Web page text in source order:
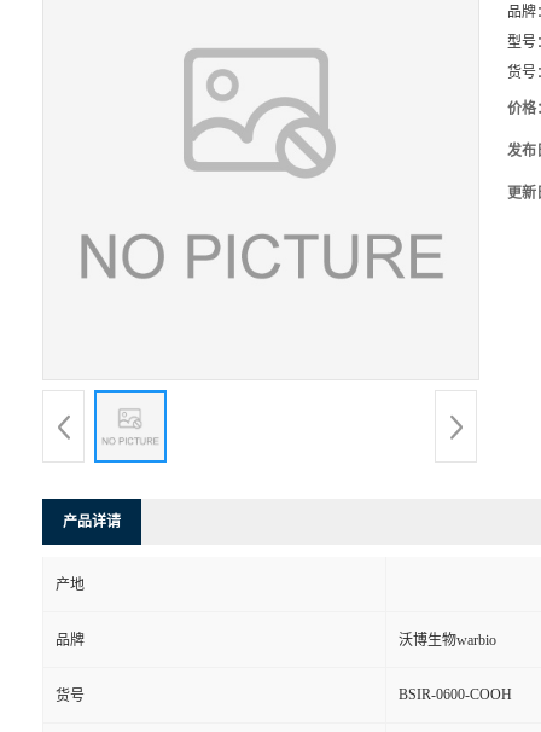
品牌
型号
货号
价格
发布
更新
产品详请
产地
品牌 沃博生物warbio
货号 BSIR-0600-COOH